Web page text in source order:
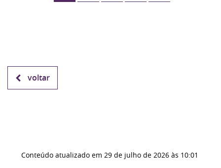
voltar
Conteúdo atualizado em 29 de julho de 2026 às 10:01